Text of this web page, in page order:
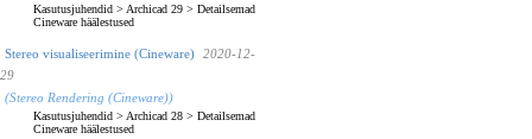
Kasutusjuhendid > Archicad 29 > Detailsemad
Cineware häälestused
Stereo visualiseerimine (Cineware)
2020-12-
29
(Stereo Rendering (Cineware))
Kasutusjuhendid > Archicad 28 > Detailsemad
Cineware häälestused